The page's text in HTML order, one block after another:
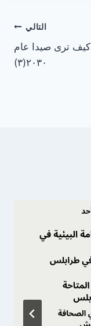
التالي
كيف ترى صيدا عام
٢٠٣٠(٣)